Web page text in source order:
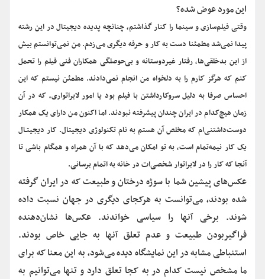
این مورد عوض شده؟
وقتی فیلم‌سازی و سینما را کنار گذاشتم، چنانچه پدیده دیجیتال در این رشته
پیدا نمی‌شد مطمئنا دست ‌به‌ کار و حرفه دیگری می‌زدم. من نمی‌توانستم بیش
از این بدخلقی‌ها، رفتار غیردوستانه و بی‌حوصلگی همکاران فنی فیلم را تحمل
کنم که هرگز کارم را به دلخواه من انجام نمی‌دادند. مطمئن نیستم که این
احساس صرفا به دلیل سروکارداشتن با فیلم بود یا امور لابراتواری، که در آن
زمان هیچ‌کدام در ایران چندان پیشرفته نبودند. اما اکنون من دارای یک همکار
دوست‌داشتنی‌ام که مخلص آن هستم به نام تکنولوژی دیجیتال. کار دیجیتـال
یک کار نیمه‌تمام است، به تو امکان می‌دهد که با آن همراه و همگام باشی تا
آنجا که کار را در لابراتوار شخصی‌ات در خانه به اتمام برسانی.
‌عکس‌های پیشین شما با سوژه درختان و طبیعت که در ایران گرفته
شده بودند، می‌توانست به هرکجای دیگری در جهان نسبت داده
شوند. برخی آنها را سیاسی خواندند. عکس‌ها نشان‌دهنده
فراگیربودن طبیعت و عدم تعلق آنها به جایی خاص بودند.
استنباطی مشابه در این نمایشگاه دیده می‌شود، به این معنا که برای
ما مشخص نیست کدام در به کجا تعلق دارد و تنها می‌توانیم به